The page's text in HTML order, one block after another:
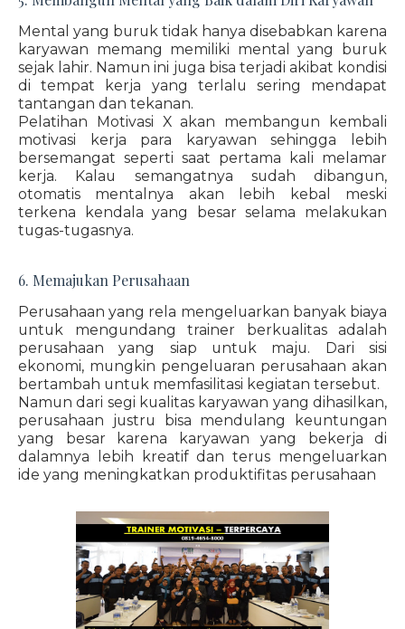
Mental yang buruk tidak hanya disebabkan karena
karyawan memang memiliki mental yang buruk
sejak lahir. Namun ini juga bisa terjadi akibat kondisi
di tempat kerja yang terlalu sering mendapat
tantangan dan tekanan.
Pelatihan Motivasi X akan membangun kembali
motivasi kerja para karyawan sehingga lebih
bersemangat seperti saat pertama kali melamar
kerja. Kalau semangatnya sudah dibangun,
otomatis mentalnya akan lebih kebal meski
terkena kendala yang besar selama melakukan
tugas-tugasnya.
6. Memajukan Perusahaan
Perusahaan yang rela mengeluarkan banyak biaya
untuk mengundang trainer berkualitas adalah
perusahaan yang siap untuk maju. Dari sisi
ekonomi, mungkin pengeluaran perusahaan akan
bertambah untuk memfasilitasi kegiatan tersebut.
Namun dari segi kualitas karyawan yang dihasilkan,
perusahaan justru bisa mendulang keuntungan
yang besar karena karyawan yang bekerja di
dalamnya lebih kreatif dan terus mengeluarkan
ide yang meningkatkan produktifitas perusahaan